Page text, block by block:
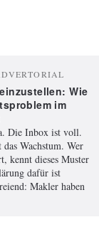
Wie
im
Die Inbox ist voll.
Wachstum. Wer
kennt dieses Muster
dafür ist
Makler haben